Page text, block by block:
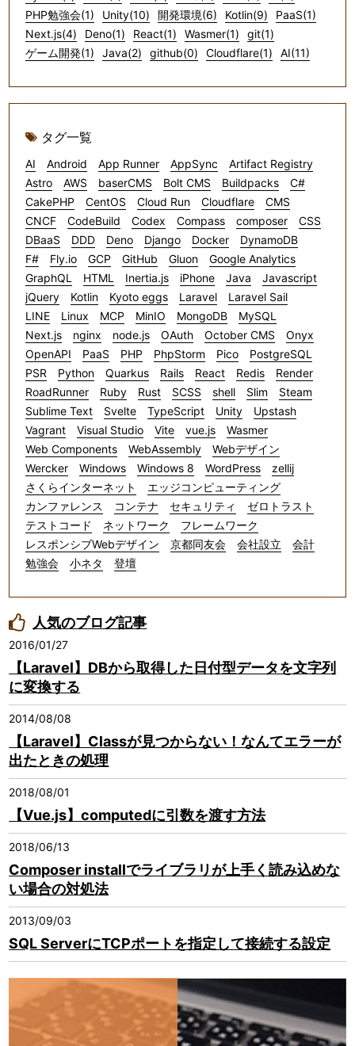
PHP勉強会(1)
Unity(10) 開発環境(6) Kotlin(9)
PaaS(1)
Next.js(4)
Deno(1) React(1) Wasmer(1)
git(1)
ゲーム開発(1)
Java(2) github(0) Cloudflare(1) AI(11)
タグ一覧
AI Android App Runner AppSync
Artifact Registry
Astro
AWS baserCMS Bolt CMS Buildpacks
C#
CakePHP
CentOS Cloud Run Cloudflare
CMS
CNCF
CodeBuild Codex Compass composer
CSS
DBaaS
DDD Deno Django Docker
DynamoDB
F#
Fly.io GCP GitHub Gluon
Google Analytics
GraphQL
HTML Inertia.js iPhone Java
Javascript
jQuery
Kotlin Kyoto eggs Laravel
Laravel Sail
LINE
Linux MCP MinIO MongoDB
MySQL
Next.js
nginx node.js OAuth October CMS
Onyx
OpenAPI
PaaS PHP PhpStorm Pico
PostgreSQL
PSR
Python Quarkus Rails React Redis
Render
RoadRunner
Ruby Rust SCSS shell Slim
Steam
Sublime Text
Svelte TypeScript Unity
Upstash
Vagrant
Visual Studio Vite vue.js
Wasmer
Web Components
WebAssembly
Webデザイン
Wercker
Windows Windows 8 WordPress
zellij
さくらインターネット
エッジコンピューティング
カンファレンス
コンテナ セキュリティ
ゼロトラスト
テストコード
ネットワーク
フレームワーク
レスポンシブWebデザイン
京都同友会 会社設立
会計
勉強会
小ネタ 登壇
人気のブログ記事
2016/01/27
【Laravel】DBから取得した日付型データを文字列
に変換する
2014/08/08
【Laravel】Classが見つからない！なんてエラーが
出たときの処理
2018/08/01
【Vue.js】computedに引数を渡す方法
2018/06/13
Composer installでライブラリが上手く読み込めな
い場合の対処法
2013/09/03
SQL ServerにTCPポートを指定して接続する設定